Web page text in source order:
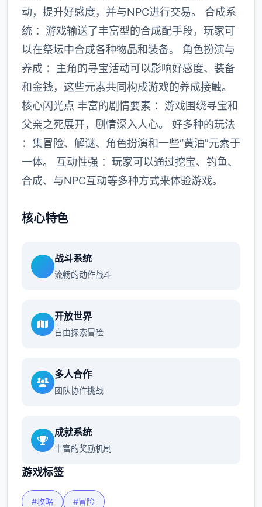
动，提升好感度，并与NPC进行交易。 合成系
统 ：游戏输送了丰富型的合成配手段，玩家可
以在祭坛中合成各种物品和装备。 角色扮演与
养成 ：主角的寻宝活动可以影响好感度、装备
和金钱，这些元素共同构成游戏的养成接触。
核心闪光点 丰富的剧情要素 ：游戏围绕寻宝和
父亲之死展开，剧情深入人心。 好多种的玩法
：集冒险、解谜、角色扮演和一些“黄油”元素于
一体。 互动性强 ：玩家可以通过挖宝、钓鱼、
合成、与NPC互动等多种方式来体验游戏。
核心特色
战斗系统
流畅的动作战斗
开放世界
自由探索冒险
多人合作
团队协作挑战
成就系统
丰富的奖励机制
游戏标签
#攻略 #冒险